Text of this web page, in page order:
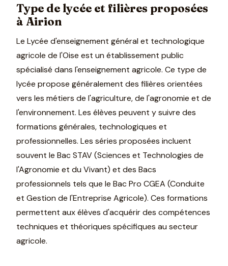
Type de lycée et filières proposées
à Airion
Le Lycée d'enseignement général et technologique
agricole de l'Oise est un établissement public
spécialisé dans l'enseignement agricole. Ce type de
lycée propose généralement des filières orientées
vers les métiers de l'agriculture, de l'agronomie et de
l'environnement. Les élèves peuvent y suivre des
formations générales, technologiques et
professionnelles. Les séries proposées incluent
souvent le Bac STAV (Sciences et Technologies de
l'Agronomie et du Vivant) et des Bacs
professionnels tels que le Bac Pro CGEA (Conduite
et Gestion de l'Entreprise Agricole). Ces formations
permettent aux élèves d'acquérir des compétences
techniques et théoriques spécifiques au secteur
agricole.